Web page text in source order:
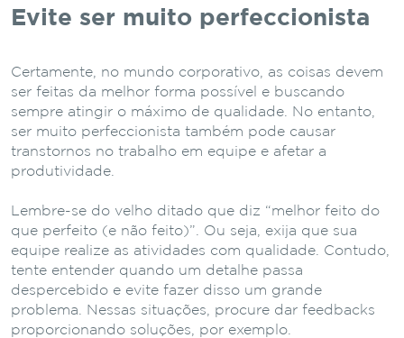
Evite ser muito perfeccionista
Certamente, no mundo corporativo, as coisas devem
ser feitas da melhor forma possível e buscando
sempre atingir o máximo de qualidade. No entanto,
ser muito perfeccionista também pode causar
transtornos no trabalho em equipe e afetar a
produtividade.
Lembre-se do velho ditado que diz “melhor feito do
que perfeito (e não feito)”. Ou seja, exija que sua
equipe realize as atividades com qualidade. Contudo,
tente entender quando um detalhe passa
despercebido e evite fazer disso um grande
problema. Nessas situações, procure dar feedbacks
proporcionando soluções, por exemplo.